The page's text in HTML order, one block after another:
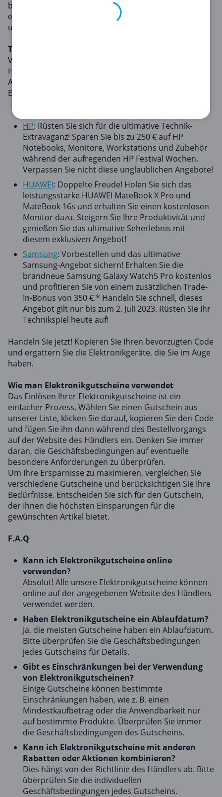
bemerkenswerte Ersparnisse. Hier bieten wir Ihnen
eine umfangreiche Auswahl an Elektronikgutscheinen,
um Ihr Technikspiel ohne hohe Preise aufzurüsten.
Top Elektronikgutscheine
Von den neuesten Gadgets bis hin zu essentiellen
Haushaltselektronikgeräten haben wir für Sie alles im
Angebot. Hier sind einige der besten
Elektronikgutscheine, die wir derzeit haben:
HP: Rüsten Sie sich für die ultimative Technik-
Extravaganz! Sparen Sie bis zu 250 € auf HP
Notebooks, Monitore, Workstations und Zubehör
während der aufregenden HP Festival Wochen.
Verpassen Sie nicht diese unglaublichen Angebote!
HUAWEI: Doppelte Freude! Holen Sie sich das
leistungsstarke HUAWEI MateBook X Pro und
MateBook 16s und erhalten Sie einen kostenlosen
Monitor dazu. Steigern Sie Ihre Produktivität und
genießen Sie das ultimative Seherlebnis mit
diesem exklusiven Angebot!
Samsung: Vorbestellen und das ultimative
Samsung-Angebot sichern! Erhalten Sie die
brandneue Samsung Galaxy Watch5 Pro kostenlos
und profitieren Sie von einem zusätzlichen Trade-
In-Bonus von 350 €.* Handeln Sie schnell, dieses
Angebot gilt nur bis zum 2. Juli 2023. Rüsten Sie Ihr
Technikspiel heute auf!
Handeln Sie jetzt! Kopieren Sie Ihren bevorzugten Code
und ergattern Sie die Elektronikgeräte, die Sie im Auge
haben.
Wie man Elektronikgutscheine verwendet
Das Einlösen Ihrer Elektronikgutscheine ist ein
einfacher Prozess. Wählen Sie einen Gutschein aus
unserer Liste, klicken Sie darauf, kopieren Sie den Code
und fügen Sie ihn dann während des Bestellvorgangs
auf der Website des Händlers ein. Denken Sie immer
daran, die Geschäftsbedingungen auf eventuelle
besondere Anforderungen zu überprüfen.
Um Ihre Ersparnisse zu maximieren, vergleichen Sie
verschiedene Gutscheine und berücksichtigen Sie Ihre
Bedürfnisse. Entscheiden Sie sich für den Gutschein,
der Ihnen die höchsten Einsparungen für die
gewünschten Artikel bietet.
F.A.Q
Kann ich Elektronikgutscheine online
verwenden?
Absolut! Alle unsere Elektronikgutscheine können
online auf der angegebenen Website des Händlers
verwendet werden.
Haben Elektronikgutscheine ein Ablaufdatum?
Ja, die meisten Gutscheine haben ein Ablaufdatum.
Bitte überprüfen Sie die Geschäftsbedingungen
jedes Gutscheins für Details.
Gibt es Einschränkungen bei der Verwendung
von Elektronikgutscheinen?
Einige Gutscheine können bestimmte
Einschränkungen haben, wie z. B. einen
Mindestkaufbetrag oder die Anwendbarkeit nur
auf bestimmte Produkte. Überprüfen Sie immer
die Geschäftsbedingungen des Gutscheins.
Kann ich Elektronikgutscheine mit anderen
Rabatten oder Aktionen kombinieren?
Dies hängt von der Richtlinie des Händlers ab. Bitte
überprüfen Sie die individuellen
Geschäftsbedingungen jedes Gutscheins.